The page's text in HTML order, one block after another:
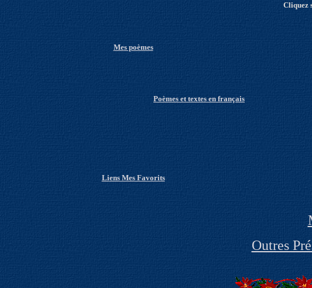
Cliquez
Mes poèmes
Poèmes et textes en français
Liens Mes Favorits
Outres